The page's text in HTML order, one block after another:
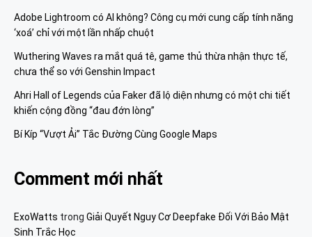
Adobe Lightroom có AI không? Công cụ mới cung cấp tính năng
‘xoá’ chỉ với một lần nhấp chuột
Wuthering Waves ra mắt quá tê, game thủ thừa nhận thực tế,
chưa thể so với Genshin Impact
Ahri Hall of Legends của Faker đã lộ diện nhưng có một chi tiết
khiến cộng đồng “đau đớn lòng”
Bí Kíp “Vượt Ải” Tắc Đường Cùng Google Maps
Comment mới nhất
ExoWatts trong Giải Quyết Nguy Cơ Deepfake Đối Với Bảo Mật
Sinh Trắc Học